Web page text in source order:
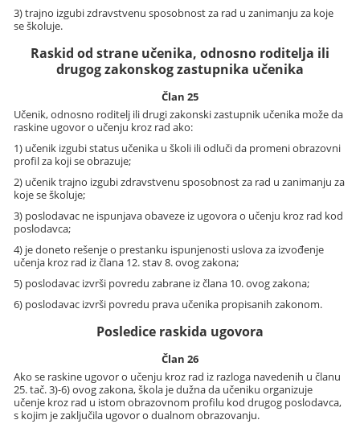
3) trajno izgubi zdravstvenu sposobnost za rad u zanimanju za koje
se školuje.
Raskid od strane učenika, odnosno roditelja ili
drugog zakonskog zastupnika učenika
Član 25
Učenik, odnosno roditelj ili drugi zakonski zastupnik učenika može da
raskine ugovor o učenju kroz rad ako:
1) učenik izgubi status učenika u školi ili odluči da promeni obrazovni
profil za koji se obrazuje;
2) učenik trajno izgubi zdravstvenu sposobnost za rad u zanimanju za
koje se školuje;
3) poslodavac ne ispunjava obaveze iz ugovora o učenju kroz rad kod
poslodavca;
4) je doneto rešenje o prestanku ispunjenosti uslova za izvođenje
učenja kroz rad iz člana 12. stav 8. ovog zakona;
5) poslodavac izvrši povredu zabrane iz člana 10. ovog zakona;
6) poslodavac izvrši povredu prava učenika propisanih zakonom.
Posledice raskida ugovora
Član 26
Ako se raskine ugovor o učenju kroz rad iz razloga navedenih u članu
25. tač. 3)-6) ovog zakona, škola je dužna da učeniku organizuje
učenje kroz rad u istom obrazovnom profilu kod drugog poslodavca,
s kojim je zaključila ugovor o dualnom obrazovanju.